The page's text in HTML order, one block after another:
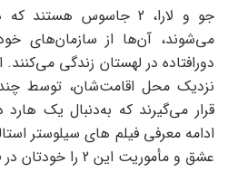
جو و لارا، 2 جاسوس
می‌شوند، آن‌ها از سازمان‌های
دورافتاده در لهستان زندگی
نزدیک محل اقامت‌شان، توسط
قرار می‌گیرند که به‌دنبال یک
ادامه معرفی فیلم های سیلوستر
عشق و مأموریت این 2 را خودتان در فیلم هشدار ببینید.